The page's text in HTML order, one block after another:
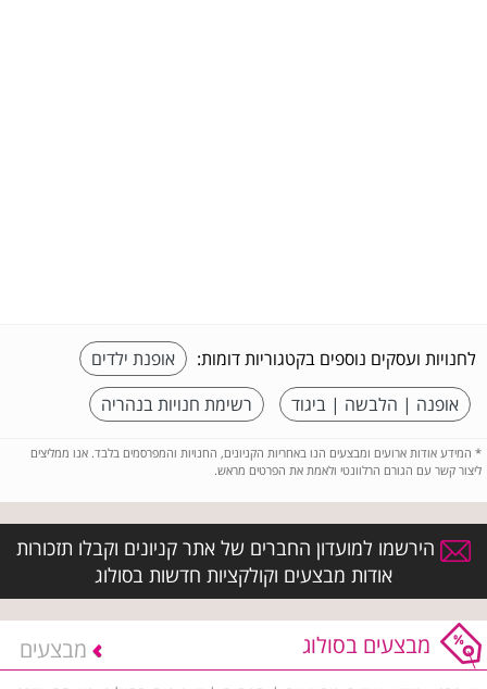
לחנויות ועסקים נוספים בקטגוריות דומות:
אופנת ילדים
אופנה | הלבשה | ביגוד
רשימת חנויות בנהריה
* המידע אודות ארועים ומבצעים הנו באחריות הקניונים, החנויות והמפרסמים בלבד. אנו ממליצים
ליצור קשר עם הגורם הרלוונטי ולאמת את הפרטים מראש.
הירשמו למועדון החברים של אתר קניונים וקבלו תזכורות
אודות מבצעים וקולקציות חדשות בסולוג
מבצעים בסולוג מבצעים